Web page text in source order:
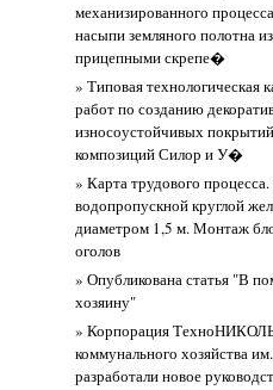
механизированного
насыпи земляного полотна
прицепными скрепе�
» Типовая технологическая
работ по созданию
износоустойчивых
композиций Силор и У�
» Карта трудового
водопропускной круглой
диаметром 1,5 м. Монтаж
оголов
» Опубликована статья "В
хозяину"
» Корпорация
коммунального хозяйства
разработали новое